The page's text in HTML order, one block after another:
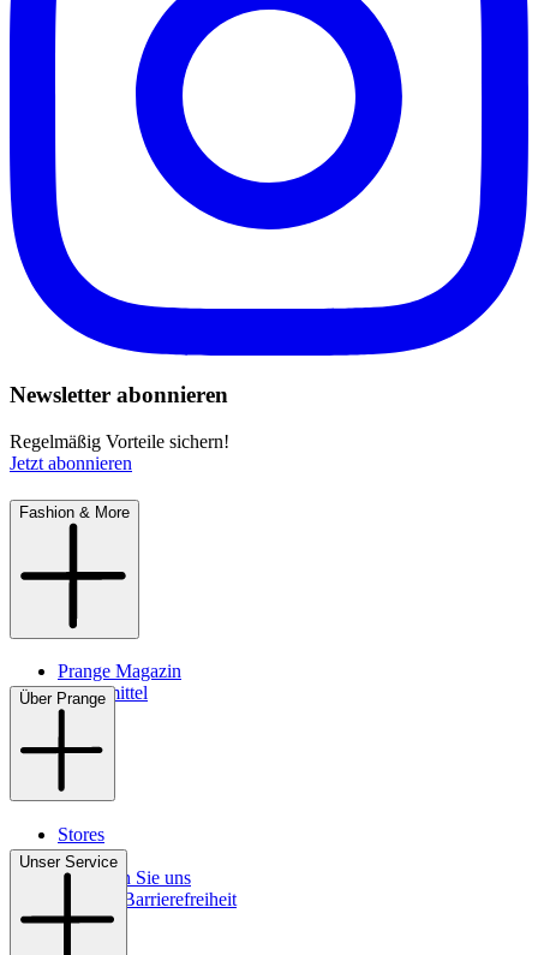
Newsletter abonnieren
Regelmäßig Vorteile sichern!
Jetzt abonnieren
Fashion & More
Prange Magazin
Pflegemittel
Über Prange
Stores
Kontakt
So finden Sie uns
Digitale Barrierefreiheit
Unser Service